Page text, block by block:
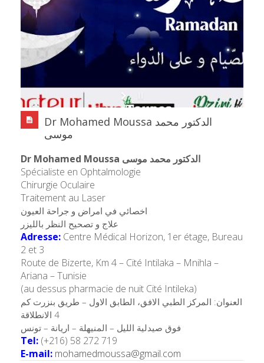
Dr Mohamed Moussa الدكتور محمد
موسى
Dr Mohamed Moussa الدكتور محمد موسى
Spécialiste en Ophtalmologie
Chirurgie Oculaire
Traitement au Laser
اخصائي في امراض و جراحة العيون
علاج و تصحيح النظر بالليزر
Adresse: Centre Médical Horizon, 1er étage, Bureau
2 et 3
Route de Bizerte, Km 4 – Cité Intilaka – Mnihla –
Ariana – Tunisie
(au dessus pharmacie de nuit Cité Intileka)
العنوان: المركز الطبي الافق، الطابق الاول – طريق بنزرت كم
4 الانطلاقة
فوق صيدلية الليل – المنيهلة – اريانة – تونس
Tel: (+216) 58 272 719
E-mail: mohamedmoussa@gmail.com